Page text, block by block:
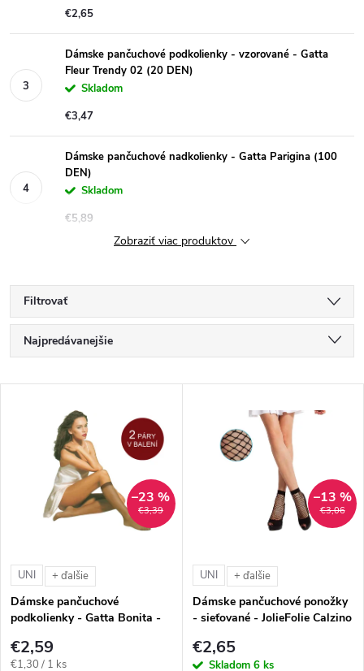
€2,65
Dámske pančuchové podkolienky - vzorované - Gatta
Fleur Trendy 02 (20 DEN)
Skladom
€3,47
Dámske pančuchové nadkolienky - Gatta Parigina (100
DEN)
Skladom
€5,89
Zobraziť viac produktov
Filtrovať
R
a
e
p
Najpredávanejšie
Abecedne
s
p
r
€3,39
–23 %
UNI + ďalšie
Dámske pančuchové
podkolienky - Gatta Bonita -
€2,59
Jednotková
€1,30 / 1 ks
€3,06
–13 %
UNI + ďalšie
Dámske pančuchové ponožky
- sieťované - JolieFolie Calzino
€2,65
Skladom 6 ks